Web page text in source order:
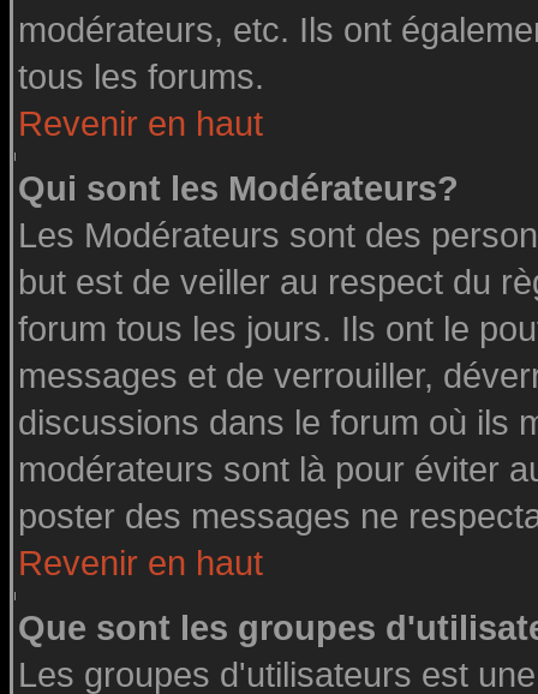
modérateurs, etc. Ils ont
tous les forums.
Revenir en haut
Qui sont les Modérateurs?
Les Modérateurs sont des
but est de veiller au respect du
forum tous les jours. Ils ont le
messages et de verrouiller,
discussions dans le forum où ils
modérateurs sont là pour éviter
poster des messages ne
Revenir en haut
Que sont les groupes
Les groupes d'utilisateurs est